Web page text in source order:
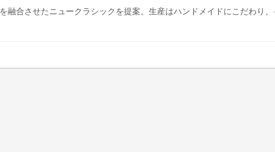
合させたニュークラシックを提案。生産はハンドメイドにこだわり